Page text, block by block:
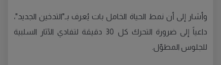
وأشار إلى أن نمط الحياة الخامل بات يُعرف بـ"التدخين الجديد"،
داعياً إلى ضرورة التحرك كل 30 دقيقة لتفادي الآثار السلبية
للجلوس المطوّل.